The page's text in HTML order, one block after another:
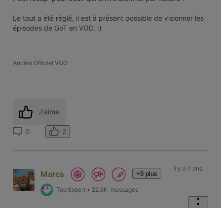
Le tout a été réglé, il est à présent possible de visionner les
épisodes de GoT en VOD. :)
Ancien Officiel VOO
J'aime
0 2
Marcs +9 plus
Top Expert • 22.6K messages
il y a 7 ans